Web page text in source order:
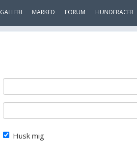
GALLERI MARKED FORUM HUNDERACER
Husk mig